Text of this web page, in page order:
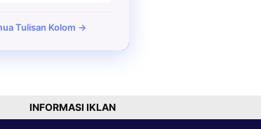
Tulisan Kolom →
INFORMASI IKLAN